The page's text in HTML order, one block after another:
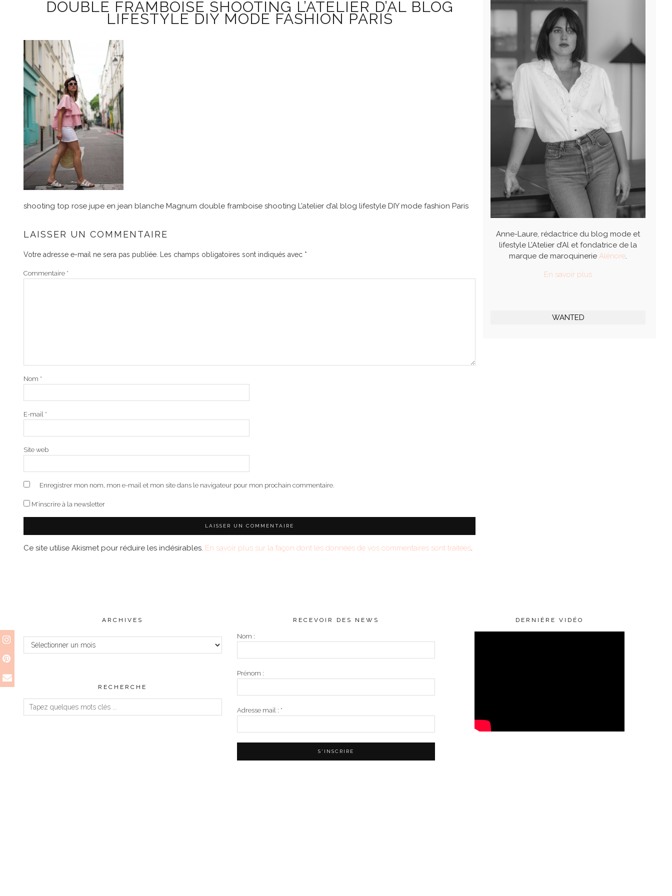
DOUBLE FRAMBOISE SHOOTING L’ATELIER D’AL BLOG
LIFESTYLE DIY MODE FASHION PARIS
shooting top rose jupe en jean blanche Magnum double framboise shooting L’atelier d’al blog lifestyle DIY mode fashion Paris
LAISSER UN COMMENTAIRE
Votre adresse e-mail ne sera pas publiée. Les champs obligatoires sont indiqués avec *
Commentaire *
Nom *
E-mail *
Site web
Enregistrer mon nom, mon e-mail et mon site dans le navigateur pour mon prochain commentaire.
M'inscrire à la newsletter
Ce site utilise Akismet pour réduire les indésirables. En savoir plus sur la façon dont les données de vos commentaires sont traitées.
Anne-Laure, rédactrice du blog mode et
lifestyle L’Atelier d’Al et fondatrice de la
marque de maroquinerieAlénore.
En savoir plus
WANTED
ARCHIVES
Archives
RECHERCHE
RECEVOIR DES NEWS
Nom :
Prénom :
Adresse mail : *
DERNIÈRE VIDÉO